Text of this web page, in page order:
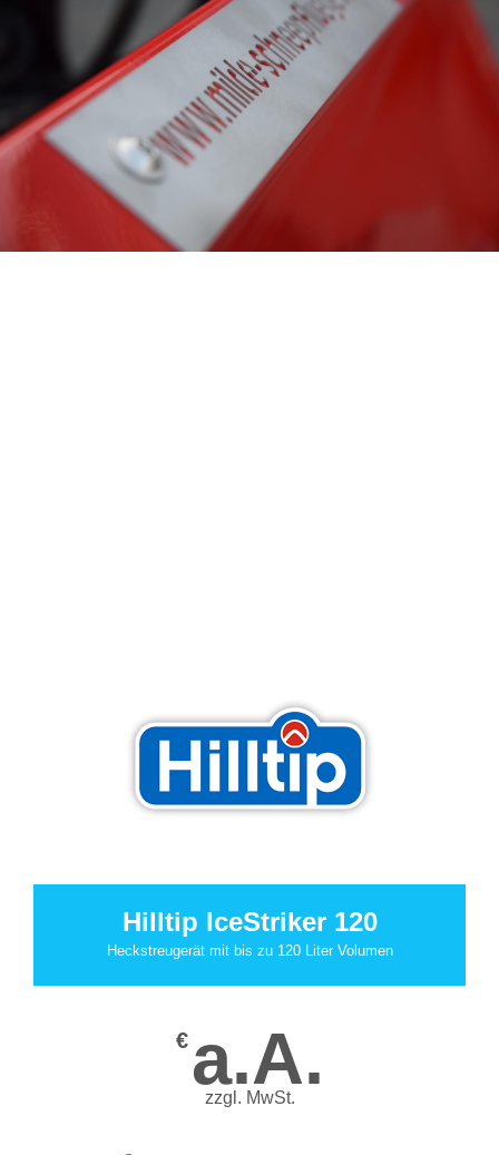
Hilltip IceStriker 120
Heckstreugerät mit bis zu 120 Liter Volumen
€ a.A.
zzgl. MwSt.